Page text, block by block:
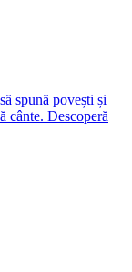
spună povești și
cânte. Descoperă